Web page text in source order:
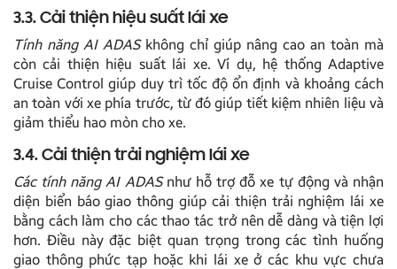
3.3. Cải thiện hiệu suất lái xe
Tính năng AI ADASkhông chỉ giúp nâng cao an toàn mà
còn cải thiện hiệu suất lái xe. Ví dụ, hệ thống Adaptive
Cruise Control giúp duy trì tốc độ ổn định và khoảng cách
an toàn với xe phía trước, từ đó giúp tiết kiệm nhiên liệu và
giảm thiểu hao mòn cho xe.
3.4. Cải thiện trải nghiệm lái xe
Các tính năng AI ADASnhư hỗ trợ đỗ xe tự động và nhận
diện biển báo giao thông giúp cải thiện trải nghiệm lái xe
bằng cách làm cho các thao tác trở nên dễ dàng và tiện lợi
hơn. Điều này đặc biệt quan trọng trong các tình huống
giao thông phức tạp hoặc khi lái xe ở các khu vực chưa